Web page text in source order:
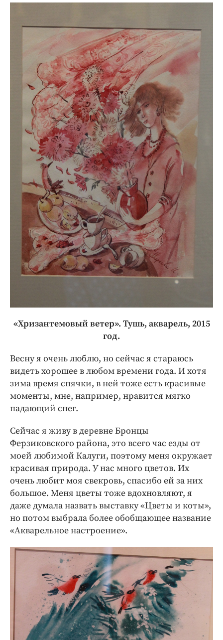
«Хризантемовый ветер». Тушь, акварель, 2015
год.
Весну я очень люблю, но сейчас я стараюсь
видеть хорошее в любом времени года. И хотя
зима время спячки, в ней тоже есть красивые
моменты, мне, например, нравится мягко
падающий снег.
Сейчас я живу в деревне Бронцы
Ферзиковского района, это всего час езды от
моей любимой Калуги, поэтому меня окружает
красивая природа. У нас много цветов. Их
очень любит моя свекровь, спасибо ей за них
большое. Меня цветы тоже вдохновляют, я
даже думала назвать выставку «Цветы и коты»,
но потом выбрала более обобщающее название
«Акварельное настроение».